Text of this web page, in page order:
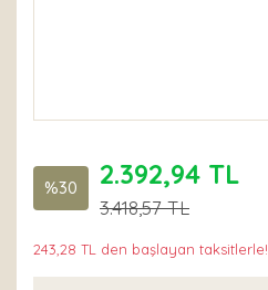
%30 2.392,94 TL
3.418,57 TL
243,28 TL den başlayan taksitlerle!